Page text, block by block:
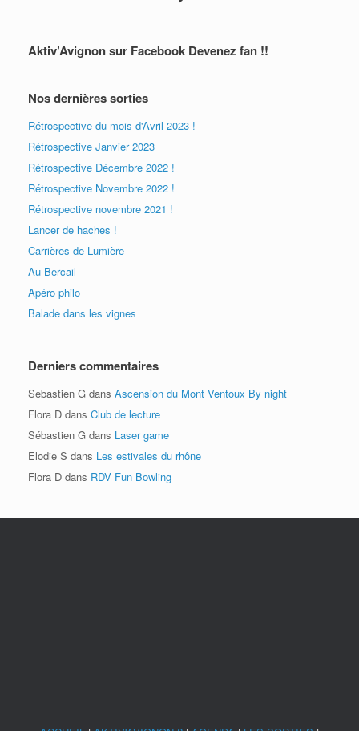
Aktiv’Avignon sur Facebook Devenez fan !!
Nos dernières sorties
Rétrospective du mois d'Avril 2023 !
Rétrospective Janvier 2023
Rétrospective Décembre 2022 !
Rétrospective Novembre 2022 !
Rétrospective novembre 2021 !
Lancer de haches !
Carrières de Lumière
Au Bercail
Apéro philo
Balade dans les vignes
Derniers commentaires
Sebastien G dans Ascension du Mont Ventoux By night
Flora D dans Club de lecture
Sébastien G dans Laser game
Elodie S dans Les estivales du rhône
Flora D dans RDV Fun Bowling